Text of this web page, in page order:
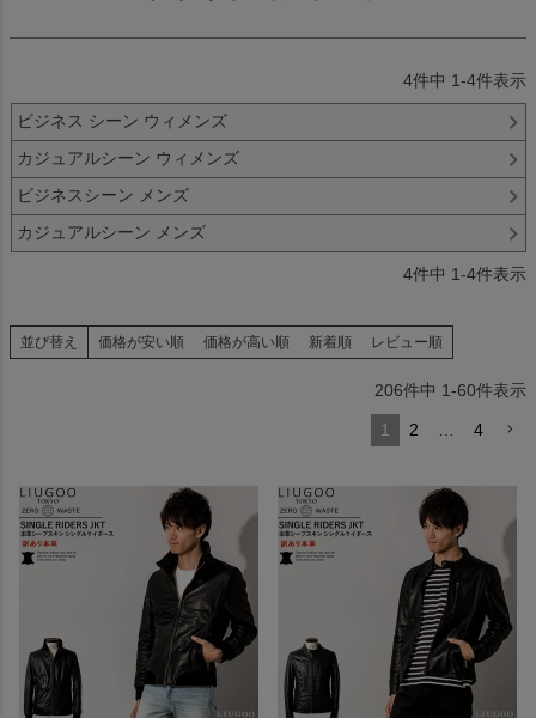
4件中 1-4件表示
ビジネス シーン ウィメンズ
カジュアルシーン ウィメンズ
ビジネスシーン メンズ
カジュアルシーン メンズ
4件中 1-4件表示
並び替え 価格が安い順 価格が高い順 新着順 レビュー順
206件中 1-60件表示
1 2 4